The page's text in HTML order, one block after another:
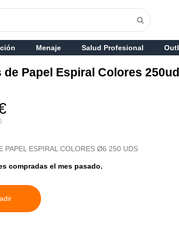
Menaje Salud Profesional
de Papel Espiral Colores
PAPEL ESPIRAL COLORES Ø6 250 UDS
compradas el mes pasado.